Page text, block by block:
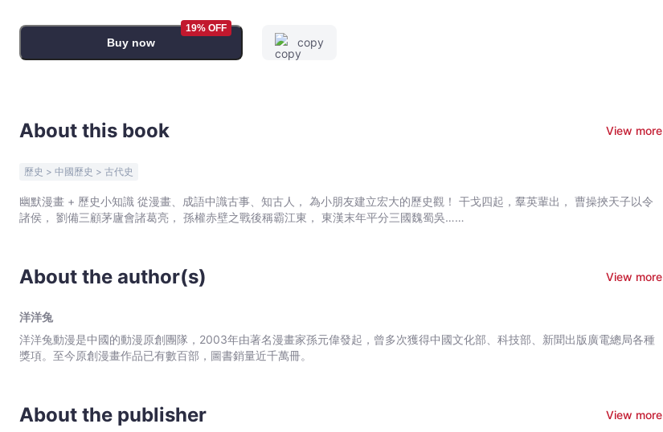
-
洋
Bookniverse
Buy now
19% OFF
copy
About this book View more
歷史 > 中國歷史 > 古代史
幽默漫畫 + 歷史小知識 從漫畫、成語中識古事、知古人， 為小朋友建立宏大的歷史觀！ 干戈四起，羣英輩出， 曹操挾天子以令
諸侯， 劉備三顧茅廬會諸葛亮， 孫權赤壁之戰後稱霸江東， 東漢末年平分三國魏蜀吳……
About the author(s) View more
洋洋兔
洋洋兔動漫是中國的動漫原創團隊，2003年由著名漫畫家孫元偉發起，曾多次獲得中國文化部、科技部、新聞出版廣電總局各種
獎項。至今原創漫畫作品已有數百部，圖書銷量近千萬冊。
About the publisher View more